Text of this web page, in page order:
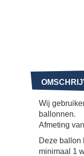
Wij
ballonnen.
Afmeting
Deze ballon
minimaal 1